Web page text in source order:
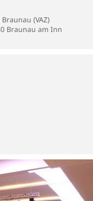
(VAZ)
Braunau am Inn